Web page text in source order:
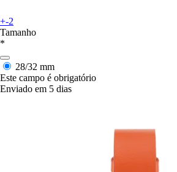
+-2
Tamanho
*
28/32 mm
Este campo é obrigatório
Enviado em 5 dias